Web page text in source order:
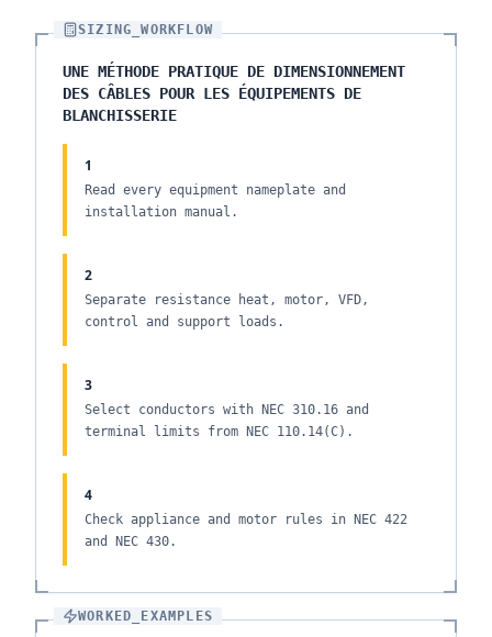
SIZING_WORKFLOW
UNE MÉTHODE PRATIQUE DE DIMENSIONNEMENT
DES CÂBLES POUR LES ÉQUIPEMENTS DE
BLANCHISSERIE
1
Read every equipment nameplate and
installation manual.
2
Separate resistance heat, motor, VFD,
control and support loads.
3
Select conductors with NEC 310.16 and
terminal limits from NEC 110.14(C).
4
Check appliance and motor rules in NEC 422
and NEC 430.
WORKED_EXAMPLES